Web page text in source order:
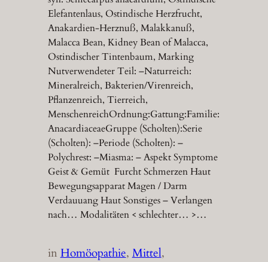
Elefantenlaus, Ostindische Herzfrucht,
Anakardien-Herznuß, Malakkanuß,
Malacca Bean, Kidney Bean of Malacca,
Ostindischer Tintenbaum, Marking
Nutverwendeter Teil: –Naturreich:
Mineralreich, Bakterien/Virenreich,
Pflanzenreich, Tierreich,
MenschenreichOrdnung:Gattung:Familie:
AnacardiaceaeGruppe (Scholten):Serie
(Scholten): –Periode (Scholten): –
Polychrest: –Miasma: – Aspekt Symptome
Geist & Gemüt Furcht Schmerzen Haut
Bewegungsapparat Magen / Darm
Verdauuang Haut Sonstiges – Verlangen
nach… Modalitäten < schlechter… >…
inHomöopathie, Mittel